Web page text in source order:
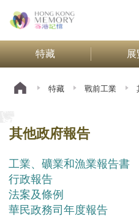
特藏 展
特藏 戰前工業
其他政府報告
工業、礦業和漁業報告書
行政報告
法案及條例
華民政務司年度報告